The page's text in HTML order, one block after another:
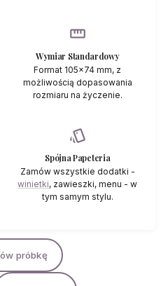
straighten
Wymiar Standardowy
Format 105x74 mm, z
możliwością dopasowania
rozmiaru na życzenie.
style
Spójna Papeteria
Zamów wszystkie dodatki -
winietki, zawieszki, menu - w
tym samym stylu.
próbkę